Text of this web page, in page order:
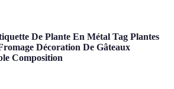
De Plante En Métal Tag Plantes
Décoration De Gâteaux
Composition